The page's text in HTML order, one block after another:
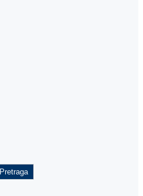
Pretraga